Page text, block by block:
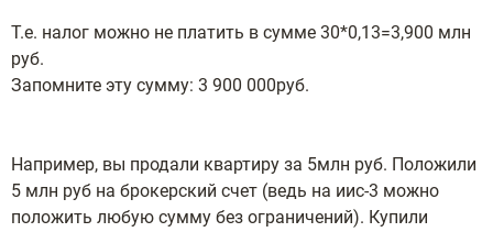
Т.е. налог можно не платить в сумме 30*0,13=3,900 млн
руб.
Запомните эту сумму: 3 900 000руб.
Например, вы продали квартиру за 5млн руб. Положили
5 млн руб на брокерский счет (ведь на иис-3 можно
положить любую сумму без ограничений). Купили